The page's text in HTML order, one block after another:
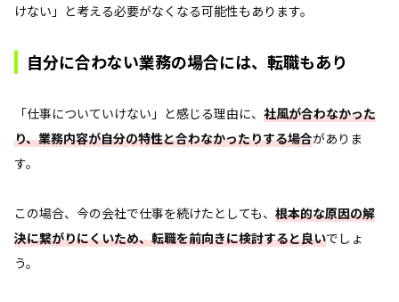
けない」と考える必要がなくなる可能性もあります。
自分に合わない業務の場合には、転職もあり
「仕事についていけない」と感じる理由に、 社風が合わなかった
り、業務内容が自分の特性と合わなかったりする場合がありま
す。
この場合、今の会社で仕事を続けたとしても、 根本的な原因の解
決に繋がりにくいため、転職を前向きに検討すると良いでしょ
う。